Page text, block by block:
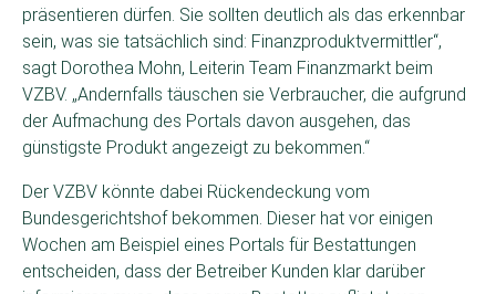
präsentieren dürfen. Sie sollten deutlich als das erkennbar
sein, was sie tatsächlich sind: Finanzproduktvermittler“,
sagt Dorothea Mohn, Leiterin Team Finanzmarkt beim
VZBV. „Andernfalls täuschen sie Verbraucher, die aufgrund
der Aufmachung des Portals davon ausgehen, das
günstigste Produkt angezeigt zu bekommen.“
Der VZBV könnte dabei Rückendeckung vom
Bundesgerichtshof bekommen. Dieser hat vor einigen
Wochen am Beispiel eines Portals für Bestattungen
entscheiden, dass der Betreiber Kunden klar darüber